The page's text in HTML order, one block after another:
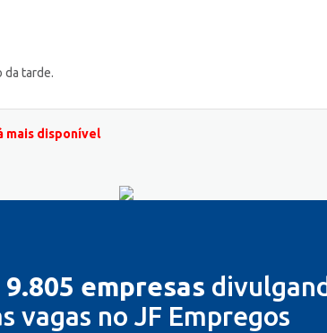
da tarde.
mais disponível
9.805 empresas
vagas no JF Empregos